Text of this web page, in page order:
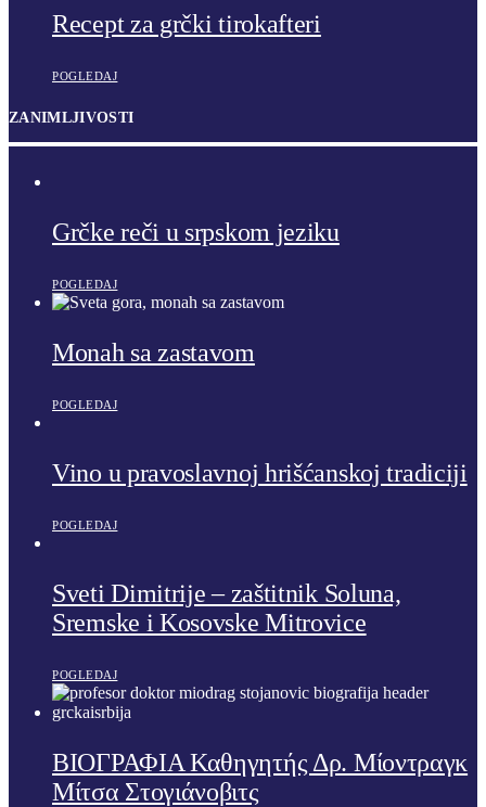
Recept za grčki tirokafteri
POGLEDAJ
ZANIMLJIVOSTI
Grčke reči u srpskom jeziku
POGLEDAJ
Monah sa zastavom
POGLEDAJ
Vino u pravoslavnoj hrišćanskoj tradiciji
POGLEDAJ
Sveti Dimitrije – zaštitnik Soluna,
Sremske i Kosovske Mitrovice
POGLEDAJ
ΒΙΟΓΡΑΦΙΑ Καθηγητής Δρ. Μίοντραγκ
Μίτσα Στογιάνοβιτς